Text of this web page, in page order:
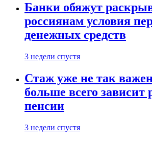
Банки обяжут
россиянам условия
денежных средств
3 недели спустя
Стаж уже не так
больше всего зависит
пенсии
3 недели спустя